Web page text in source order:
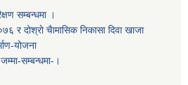
सम्बन्धमा ।
र दोश्रो चैामासिक निकासा दिवा खाजा
योजना
सम्बन्धमा-।